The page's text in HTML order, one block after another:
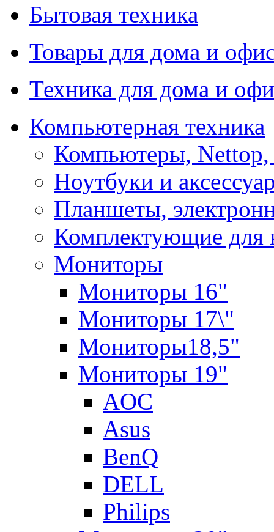
Бытовая техника
Товары для дома и
Техника для дома и
Компьютерная техника
Компьютеры,
Ноутбуки и
Планшеты,
Комплектующие для
Мониторы
Мониторы 16"
Мониторы 17\"
Мониторы18,5"
Мониторы 19"
AOC
Asus
BenQ
DELL
Philips